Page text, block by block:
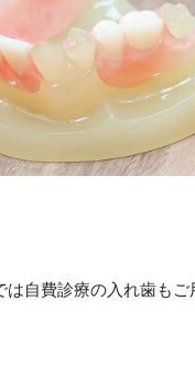
自費診療の入れ歯もご